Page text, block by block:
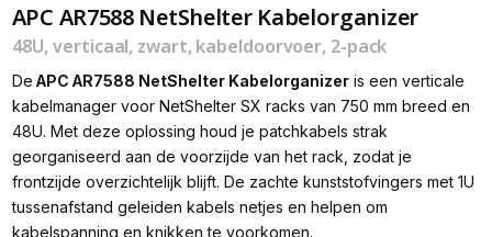
APC AR7588 NetShelter Kabelorganizer
48U, verticaal, zwart, kabeldoorvoer, 2-pack
De APC AR7588 NetShelter Kabelorganizeris een verticale
kabelmanager voor NetShelter SX racks van 750 mm breed en
48U. Met deze oplossing houd je patchkabels strak
georganiseerd aan de voorzijde van het rack, zodat je
frontzijde overzichtelijk blijft. De zachte kunststofvingers met 1U
tussenafstand geleiden kabels netjes en helpen om
kabelspanning en knikken te voorkomen.